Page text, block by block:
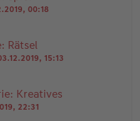
00:18
Rätsel
15:13
Kreatives
22:31